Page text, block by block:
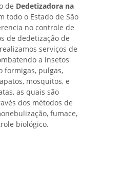
de Dedetizadora na
todo o Estado de São
no controle de
de dedetização de
serviços de
a insetos
formigas, pulgas,
mosquitos, e
as quais são
dos métodos de
fumace,
biológico.